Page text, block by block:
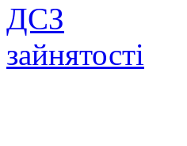
зайнятості